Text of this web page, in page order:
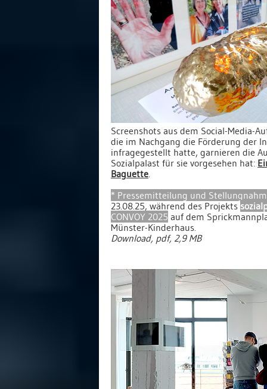
Screenshots aus dem Social-Media-
die im Nachgang die Förderung der
infragegestellt hatte, garnieren die
Sozialpalast für sie vorgesehen hat:
Baguette
* Pressemitteilung und
23.08.25, während des Projekts
CONVOY 2025 auf dem
Münster-Kinderhaus.
Download, pdf, 2,9 MB